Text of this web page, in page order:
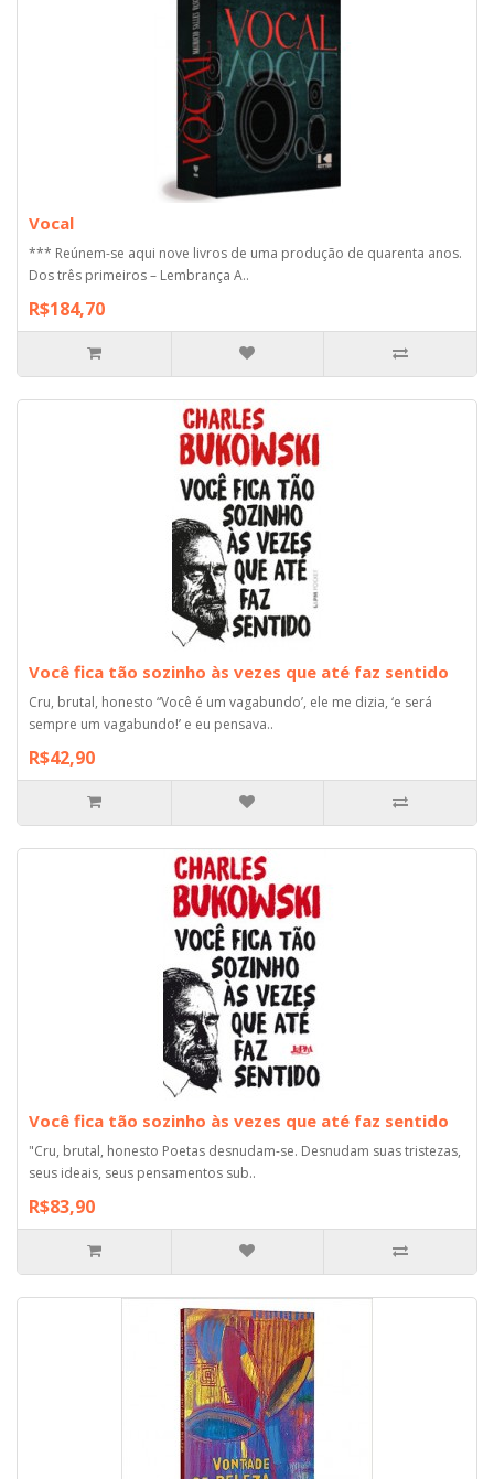
Vocal
*** Reúnem-se aqui nove livros de uma produção de quarenta anos.
Dos três primeiros – Lembrança A..
R$184,70
Você fica tão sozinho às vezes que até faz sentido
Cru, brutal, honesto “Você é um vagabundo’, ele me dizia, ‘e será
sempre um vagabundo!’ e eu pensava..
R$42,90
Você fica tão sozinho às vezes que até faz sentido
"Cru, brutal, honesto Poetas desnudam-se. Desnudam suas tristezas,
seus ideais, seus pensamentos sub..
R$83,90